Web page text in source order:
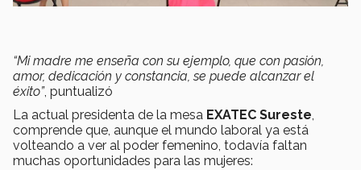
“Mi madre me enseña con su ejemplo, que con pasión,
amor, dedicación y constancia, se puede alcanzar el
éxito”, puntualizó
La actual presidenta de la mesa EXATEC Sureste,
comprende que, aunque el mundo laboral ya está
volteando a ver al poder femenino, todavía faltan
muchas oportunidades para las mujeres: